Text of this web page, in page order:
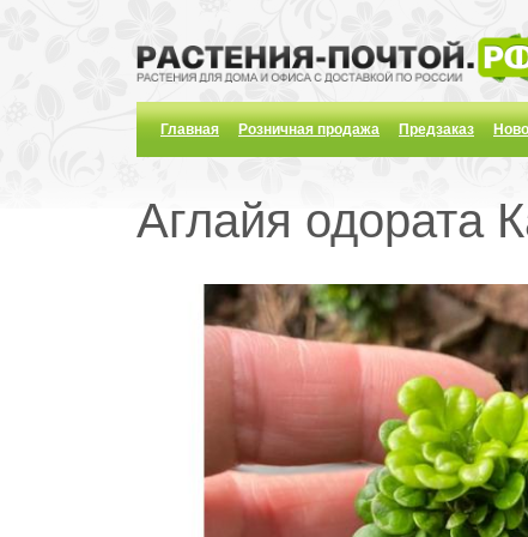
Главная Розничная продажа Предзаказ
Аглайя одората